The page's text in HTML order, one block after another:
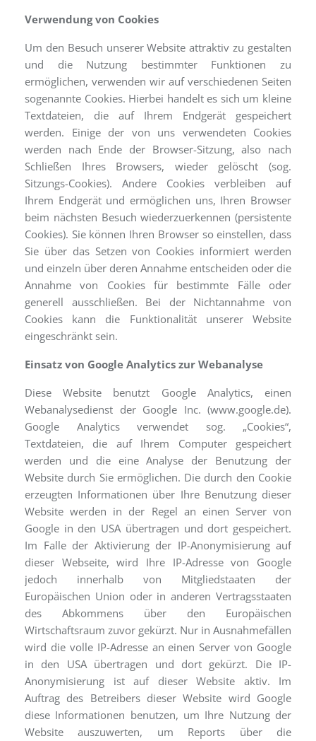
Verwendung von Cookies
Um den Besuch unserer Website attraktiv zu gestalten
und die Nutzung bestimmter Funktionen zu
ermöglichen, verwenden wir auf verschiedenen Seiten
sogenannte Cookies. Hierbei handelt es sich um kleine
Textdateien, die auf Ihrem Endgerät gespeichert
werden. Einige der von uns verwendeten Cookies
werden nach Ende der Browser-Sitzung, also nach
Schließen Ihres Browsers, wieder gelöscht (sog.
Sitzungs-Cookies). Andere Cookies verbleiben auf
Ihrem Endgerät und ermöglichen uns, Ihren Browser
beim nächsten Besuch wiederzuerkennen (persistente
Cookies). Sie können Ihren Browser so einstellen, dass
Sie über das Setzen von Cookies informiert werden
und einzeln über deren Annahme entscheiden oder die
Annahme von Cookies für bestimmte Fälle oder
generell ausschließen. Bei der Nichtannahme von
Cookies kann die Funktionalität unserer Website
eingeschränkt sein.
Einsatz von Google Analytics zur Webanalyse
Diese Website benutzt Google Analytics, einen
Webanalysedienst der Google Inc. (www.google.de).
Google Analytics verwendet sog. „Cookies“,
Textdateien, die auf Ihrem Computer gespeichert
werden und die eine Analyse der Benutzung der
Website durch Sie ermöglichen. Die durch den Cookie
erzeugten Informationen über Ihre Benutzung dieser
Website werden in der Regel an einen Server von
Google in den USA übertragen und dort gespeichert.
Im Falle der Aktivierung der IP-Anonymisierung auf
dieser Webseite, wird Ihre IP-Adresse von Google
jedoch innerhalb von Mitgliedstaaten der
Europäischen Union oder in anderen Vertragsstaaten
des Abkommens über den Europäischen
Wirtschaftsraum zuvor gekürzt. Nur in Ausnahmefällen
wird die volle IP-Adresse an einen Server von Google
in den USA übertragen und dort gekürzt. Die IP-
Anonymisierung ist auf dieser Website aktiv. Im
Auftrag des Betreibers dieser Website wird Google
diese Informationen benutzen, um Ihre Nutzung der
Website auszuwerten, um Reports über die